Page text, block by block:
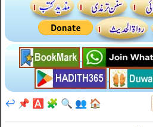
🏠
👥
🔍
🧩
🅰️
📌
↩️